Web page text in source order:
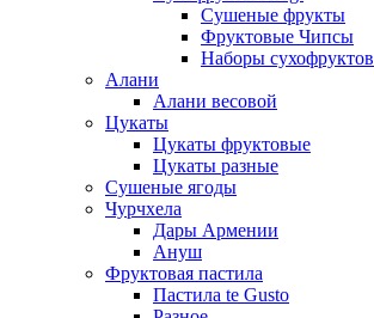
Сушеные фрукты
Фруктовые Чипсы
Наборы сухофруктов
Алани
Алани весовой
Цукаты
Цукаты фруктовые
Цукаты разные
Сушеные ягоды
Чурчхела
Дары Армении
Ануш
Фруктовая пастила
Пастила te Gusto